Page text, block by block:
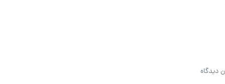
دیدگاه